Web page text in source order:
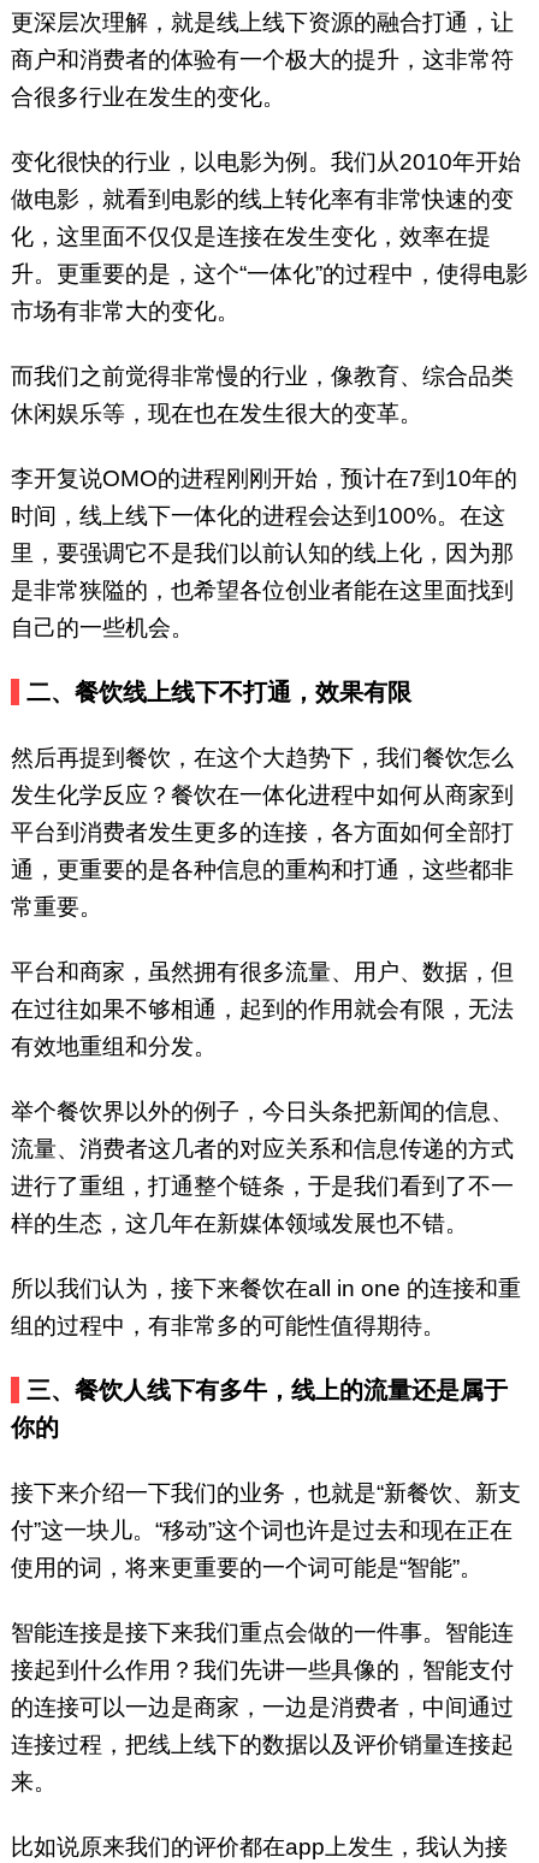
更深层次理解，就是线上线下资源的融合打通，让
商户和消费者的体验有一个极大的提升，这非常符
合很多行业在发生的变化。
变化很快的行业，以电影为例。我们从2010年开始
做电影，就看到电影的线上转化率有非常快速的变
化，这里面不仅仅是连接在发生变化，效率在提
升。更重要的是，这个“一体化”的过程中，使得电影
市场有非常大的变化。
而我们之前觉得非常慢的行业，像教育、综合品类
休闲娱乐等，现在也在发生很大的变革。
李开复说OMO的进程刚刚开始，预计在7到10年的
时间，线上线下一体化的进程会达到100%。在这
里，要强调它不是我们以前认知的线上化，因为那
是非常狭隘的，也希望各位创业者能在这里面找到
自己的一些机会。
二、餐饮线上线下不打通，效果有限
然后再提到餐饮，在这个大趋势下，我们餐饮怎么
发生化学反应？餐饮在一体化进程中如何从商家到
平台到消费者发生更多的连接，各方面如何全部打
通，更重要的是各种信息的重构和打通，这些都非
常重要。
平台和商家，虽然拥有很多流量、用户、数据，但
在过往如果不够相通，起到的作用就会有限，无法
有效地重组和分发。
举个餐饮界以外的例子，今日头条把新闻的信息、
流量、消费者这几者的对应关系和信息传递的方式
进行了重组，打通整个链条，于是我们看到了不一
样的生态，这几年在新媒体领域发展也不错。
所以我们认为，接下来餐饮在all in one 的连接和重
组的过程中，有非常多的可能性值得期待。
三、餐饮人线下有多牛，线上的流量还是属于
你的
接下来介绍一下我们的业务，也就是“新餐饮、新支
付”这一块儿。“移动”这个词也许是过去和现在正在
使用的词，将来更重要的一个词可能是“智能”。
智能连接是接下来我们重点会做的一件事。智能连
接起到什么作用？我们先讲一些具像的，智能支付
的连接可以一边是商家，一边是消费者，中间通过
连接过程，把线上线下的数据以及评价销量连接起
来。
比如说原来我们的评价都在app上发生，我认为接